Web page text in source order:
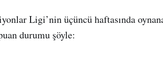
Ligi’nin üçüncü haftasında
durumu şöyle: